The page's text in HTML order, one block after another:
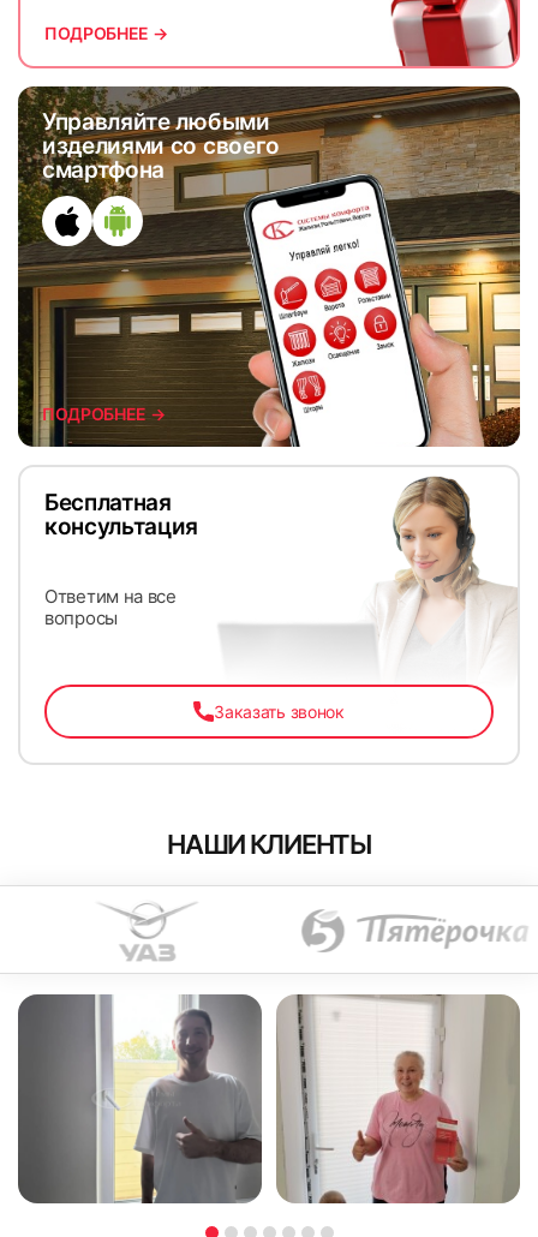
Управляйте любыми
изделиями со своего
смартфона
ПОДРОБНЕЕ →
ПОДРОБНЕЕ →
Бесплатная
консультация
Ответим на все
вопросы
Заказать звонок
НАШИ КЛИЕНТЫ